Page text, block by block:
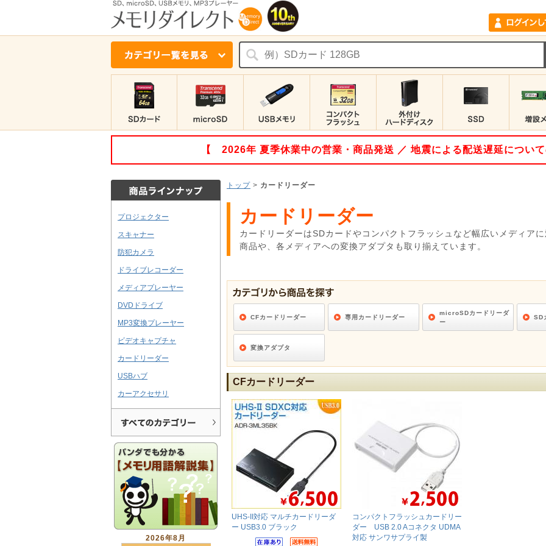
【 2026年 夏季休業中の営業・商品発送 ／ 地震による配送遅延につい
プロジェクター
スキャナー
防犯カメラ
ドライブレコーダー
メディアプレーヤー
DVDドライブ
MP3変換プレーヤー
ビデオキャプチャ
カードリーダー
USBハブ
カーアクセサリ
2026年8月
トップ > カードリーダー
カードリーダー
カードリーダーはSDカードやコンパクトフラッシュなど幅広いメディア
商品や、各メディアへの変換アダプタも取り揃えています。
CFカードリーダー 専用カードリーダー
microSDカードリーダ
ー
SD
変換アダプタ
CFカードリーダー
UHS-II対応 マルチカードリーダ
ー USB3.0 ブラック
コンパクトフラッシュカードリー
ダー USB 2.0 Aコネクタ UDMA
対応 サンワサプライ製